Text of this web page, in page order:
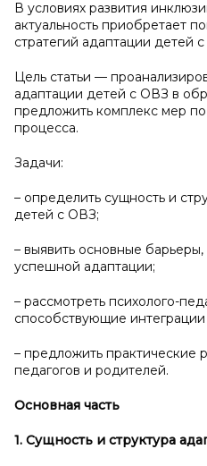
В условиях развития
актуальность приобретает
стратегий адаптации детей
Цель статьи —
адаптации детей с ОВЗ в
предложить комплекс мер
процесса.
Задачи:
– определить сущность и
детей с ОВЗ;
– выявить основные
успешной адаптации;
– рассмотреть психолого-
способствующие
– предложить практические
педагогов и родителей.
Основная часть
1. Сущность и структура